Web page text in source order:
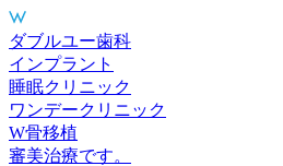
Main Services
ダブルユー歯科
インプラント
睡眠クリニック
ワンデークリニック
W骨移植
審美治療です。